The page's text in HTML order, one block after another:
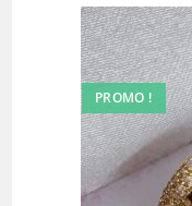
PROMO !